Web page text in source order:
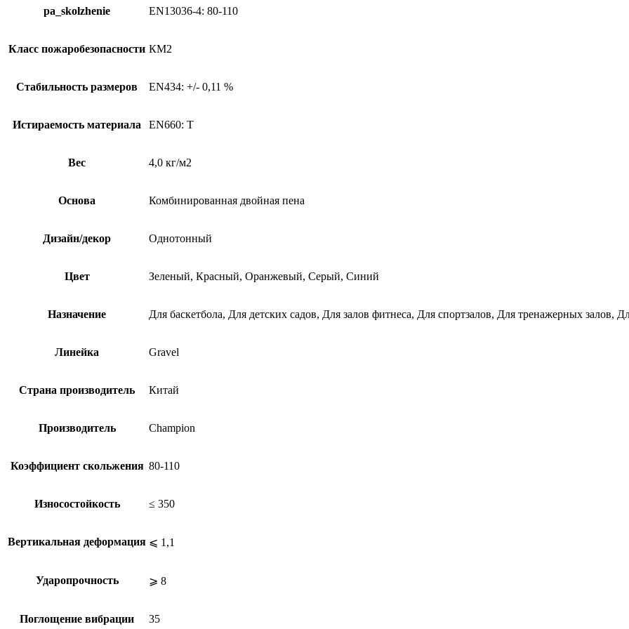
pa_skolzhenie EN13036-4: 80-110
Класс пожаробезопасности КМ2
Стабильность размеров EN434: +/- 0,11 %
Истираемость материала EN660: T
Вес 4,0 кг/м2
Основа Комбинированная двойная пена
Дизайн/декор Однотонный
Цвет Зеленый, Красный, Оранжевый, Серый, Синий
Назначение Для баскетбола, Для детских садов, Для залов фитнеса, Для спортзалов, Для тренажерных залов,
Линейка Gravel
Страна производитель Китай
Производитель Champion
Коэффициент скольжения 80-110
Износостойкость ≤ 350
Вертикальная деформация ⩽ 1,1
Ударопрочность ⩾ 8
Поглощение вибрации 35